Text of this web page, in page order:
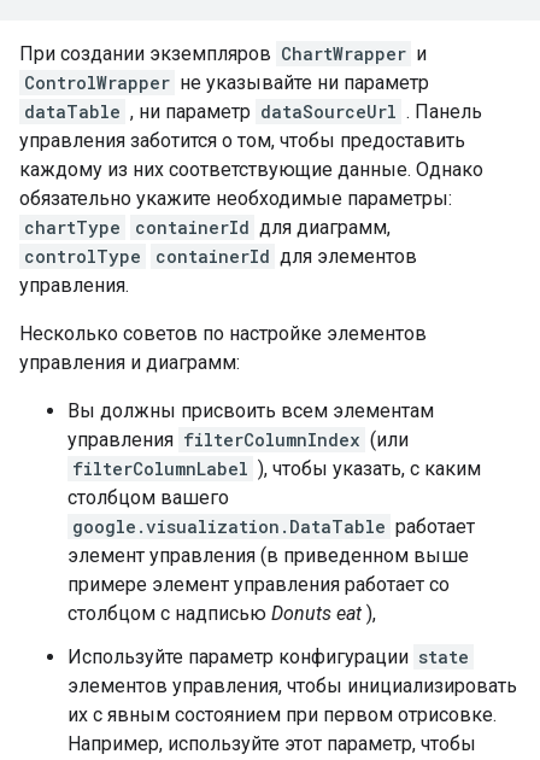
При создании экземпляров ChartWrapper и
ControlWrapper не указывайте ни параметр
dataTable , ни параметр dataSourceUrl . Панель
управления заботится о том, чтобы предоставить
каждому из них соответствующие данные. Однако
обязательно укажите необходимые параметры:
chartType
containerId для диаграмм,
controlType
containerId для элементов
управления.
Несколько советов по настройке элементов
управления и диаграмм:
Вы должны присвоить всем элементам
управления filterColumnIndex (или
filterColumnLabel ), чтобы указать, с каким
столбцом вашего
google.visualization.DataTable работает
элемент управления (в приведенном выше
примере элемент управления работает со
столбцом с надписью Donuts eat ),
Используйте параметр конфигурации state
элементов управления, чтобы инициализировать
их с явным состоянием при первом отрисовке.
Например, используйте этот параметр, чтобы